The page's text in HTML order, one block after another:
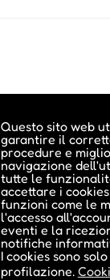
Questo sito web
garantire il
procedure e
navigazione
tutte le
accettare i
funzioni come le
l'accesso
eventi e la
notifiche
I cookies sono
profilazione.